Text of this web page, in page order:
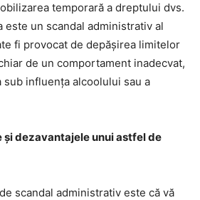
temporară a dreptului dvs.
este un scandal administrativ al
fi provocat de depășirea limitelor
de un comportament inadecvat,
influența alcoolului sau a
și dezavantajele unui astfel de
scandal administrativ este că vă